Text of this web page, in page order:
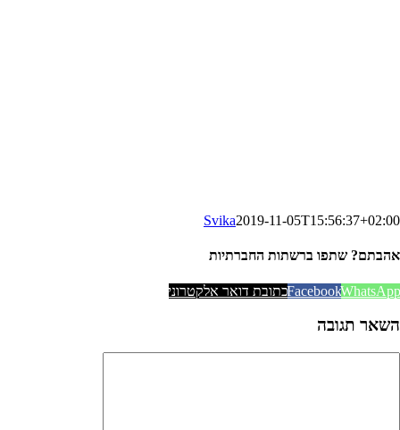
Svika2019-11-05T15:56:37+02:00
אהבתם? שתפו ברשתות החברתיות
FacebookWhatsApp כתובת דואר אלקטרוני
השאר תגובה